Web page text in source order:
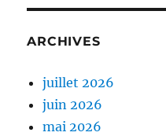
ARCHIVES
juillet 2026
juin 2026
mai 2026